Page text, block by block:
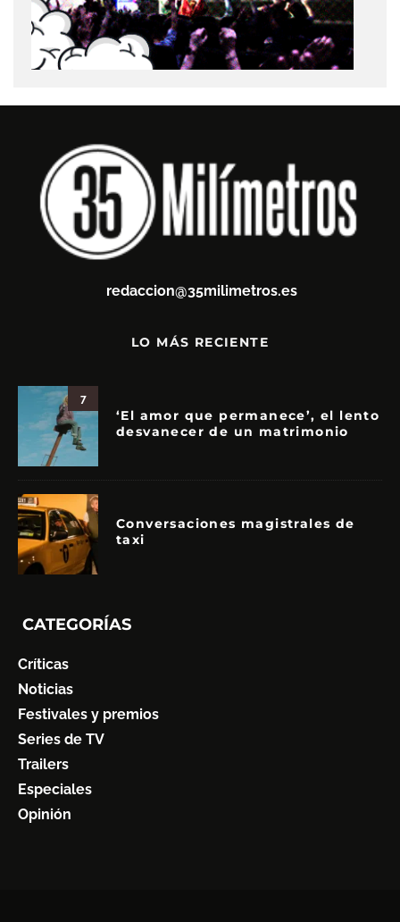
redaccion@35milimetros.es
LO MÁS RECIENTE
7
‘El amor que permanece’, el lento
desvanecer de un matrimonio
Conversaciones magistrales de
taxi
CATEGORÍAS
Críticas
Noticias
Festivales y premios
Series de TV
Trailers
Especiales
Opinión